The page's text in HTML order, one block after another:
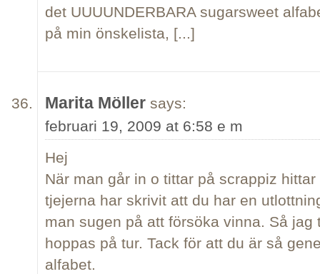
det UUUUNDERBARA sugarsweet
på min önskelista, [...]
Marita Möller says:
februari 19, 2009 at 6:58 e m
Hej
När man går in o tittar på scrappiz
tjejerna har skrivit att du har en
man sugen på att försöka vinna. Så jag
hoppas på tur. Tack för att du är så
alfabet.